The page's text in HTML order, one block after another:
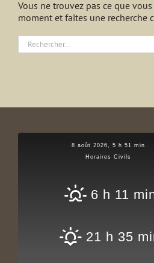
Vous ne trouvez pas ce que
moment et faites une recherche
Rechercher:
8 août 2026, 5 h 51 min
Horaires Civils
6 h 11
21 h 35